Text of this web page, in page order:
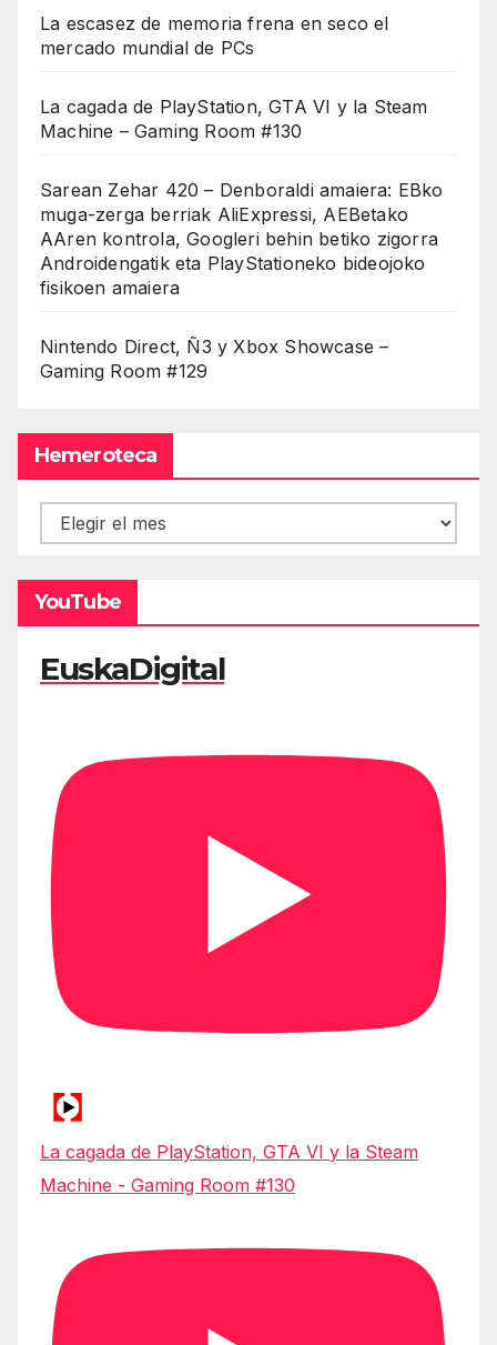
La escasez de memoria frena en seco el
mercado mundial de PCs
La cagada de PlayStation, GTA VI y la Steam
Machine – Gaming Room #130
Sarean Zehar 420 – Denboraldi amaiera: EBko
muga-zerga berriak AliExpressi, AEBetako
AAren kontrola, Googleri behin betiko zigorra
Androidengatik eta PlayStationeko bideojoko
fisikoen amaiera
Nintendo Direct, Ñ3 y Xbox Showcase –
Gaming Room #129
Hemeroteca
Hemeroteca
YouTube
EuskaDigital
La cagada de PlayStation, GTA VI y la Steam
Machine - Gaming Room #130